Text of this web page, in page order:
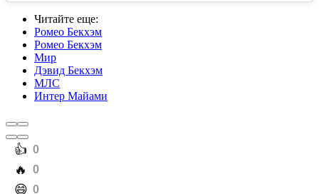
Читайте еще:
Ромео Бекхэм
Ромео Бекхэм
Мир
Дэвид Бекхэм
МЛС
Интер Майами
️👍 0
️🔥 0
️😄 0